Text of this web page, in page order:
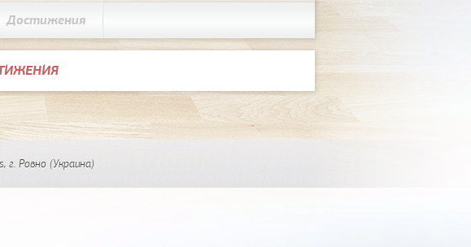
Достижения
г. Ровно (Украина)